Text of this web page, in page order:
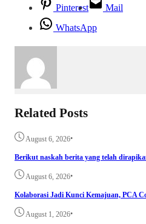
Pinterest
Mail
WhatsApp
Related Posts
August 6, 2026•
Berikut naskah berita yang telah
August 6, 2026•
Kolaborasi Jadi Kunci Kemajuan, PCA
August 1, 2026•